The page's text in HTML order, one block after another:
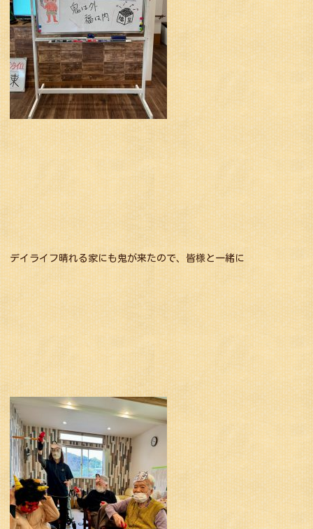
デイライフ晴れる家にも鬼が来たので、皆様と一緒に